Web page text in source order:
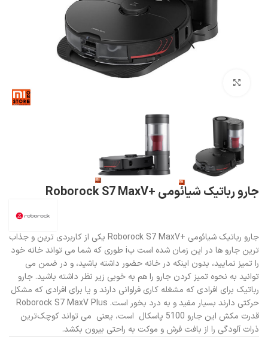
جارو رباتیک شیائومی +Roborock S7 MaxV
جارو رباتیک شیائومی +Roborock S7 MaxV یکی از کاربردی ترین و جذاب
ترین جارو ها در این زمان شده است بi طوری که شما می تواند خانه خود
را تمیز نمایید، بدون اینکه در خانه حضور داشته باشید، و در ضمن می
توانید به نحوه تمیز کردن جارو را هم به خوبی زیر نظر داشته باشید. جارو
رباتیک برای افرادی که مشغله کاری فراوانی دارند و یا برای افرادی که مشکل
حرکتی دارند بسیار مفید و به درد بخور است. Roborock S7 MaxV Plus
قدرت مکش این جارو 5100 پاسکال است، یعنی می تواند کوچک‌ترین
ذرات آلودگی را از بافت فرش و موکت به راحتی بیرون بکشد.